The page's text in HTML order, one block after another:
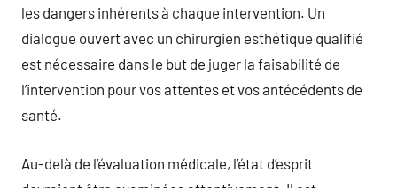
les dangers inhérents à chaque intervention. Un
dialogue ouvert avec un chirurgien esthétique qualifié
est nécessaire dans le but de juger la faisabilité de
l’intervention pour vos attentes et vos antécédents de
santé.
Au-delà de l’évaluation médicale, l’état d’esprit